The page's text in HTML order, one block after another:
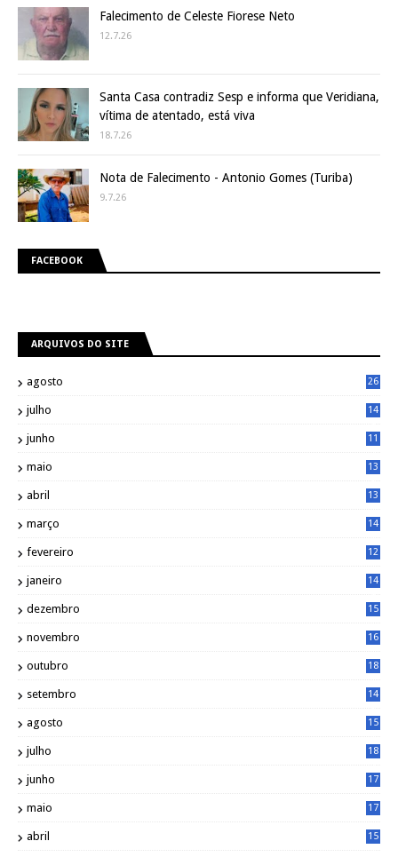
Falecimento de Celeste Fiorese Neto
12.7.26
Santa Casa contradiz Sesp e informa que Veridiana,
vítima de atentado, está viva
18.7.26
Nota de Falecimento - Antonio Gomes (Turiba)
9.7.26
FACEBOOK
ARQUIVOS DO SITE
agosto 26
julho
14
junho
11
maio
13
abril
13
março
14
fevereiro
12
janeiro
14
dezembro
15
novembro
16
outubro
18
setembro
14
agosto
15
julho
18
junho
17
maio
17
abril
15